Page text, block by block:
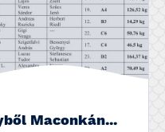
Maconkán...